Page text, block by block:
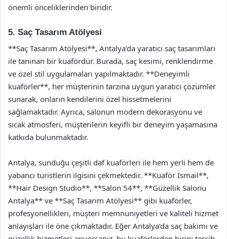
önemli önceliklerinden biridir.
5. Saç Tasarım Atölyesi
**Saç Tasarım Atölyesi**, Antalya’da yaratıcı saç tasarımları
ile tanınan bir kuafördür. Burada, saç kesimi, renklendirme
ve özel stil uygulamaları yapılmaktadır. **Deneyimli
kuaförler**, her müşterinin tarzına uygun yaratıcı çözümler
sunarak, onların kendilerini özel hissetmelerini
sağlamaktadır. Ayrıca, salonun modern dekorasyonu ve
sıcak atmosferi, müşterilerin keyifli bir deneyim yaşamasına
katkıda bulunmaktadır.
Antalya, sunduğu çeşitli daf kuaförleri ile hem yerli hem de
yabancı turistlerin ilgisini çekmektedir. **Kuaför İsmail**,
**Hair Design Studio**, **Salon 54**, **Güzellik Salonu
Antalya** ve **Saç Tasarım Atölyesi** gibi kuaförler,
profesyonellikleri, müşteri memnuniyetleri ve kaliteli hizmet
anlayışları ile öne çıkmaktadır. Eğer Antalya’da saç bakımı ve